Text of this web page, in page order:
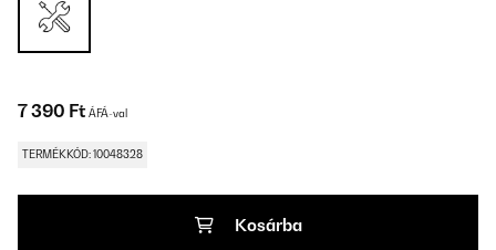
7 390 Ft ÁFÁ-val
TERMÉKKÓD: 10048328
Kosárba